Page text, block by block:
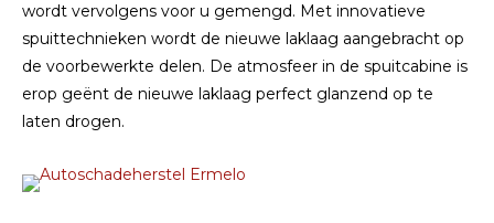
wordt vervolgens voor u gemengd. Met innovatieve
spuittechnieken wordt de nieuwe laklaag aangebracht op
de voorbewerkte delen. De atmosfeer in de spuitcabine is
erop geënt de nieuwe laklaag perfect glanzend op te
laten drogen.